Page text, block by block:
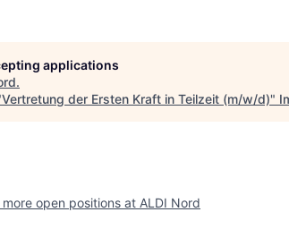
applications
.
Vertretung der Ersten Kraft in Teilzeit (m/w/d)"
more open positions at ALDI Nord